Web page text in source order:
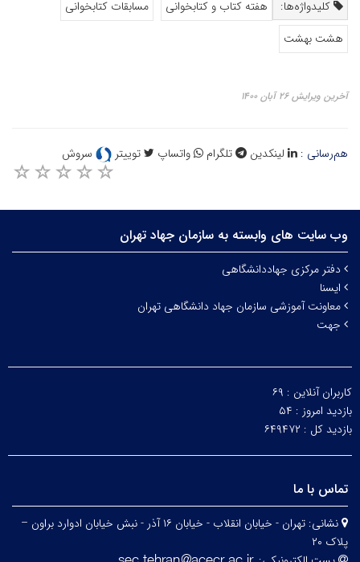
کلیدواژه‌ها: هفته کتاب و کتابخوانی
مسابقات کتابخوانی
هشت بهشت
آخرین ویرایش ۲۶ آبان ۱۴۰۰
هم‌رسانی : لینکدین تلگرام واتساپ توییتر سروش
وب سایت های وابسته به سازمان جهاد تهران
دفتر مرکزی جهاددانشگاهی
ایسنا
معاونت آموزشی سازمان جهاد دانشگاهی تهران
جهت
کاربران آنلاین : ۶۹
بازدید امروز : ۵۴
بازدید کل : ۶۴۹۴۷۲
تماس با ما
نشانی:
تهران - خیابان انقلاب - خیابان ۱۶ آذر - نبش خیابان ادوارد براون –
پلاک ۲۰